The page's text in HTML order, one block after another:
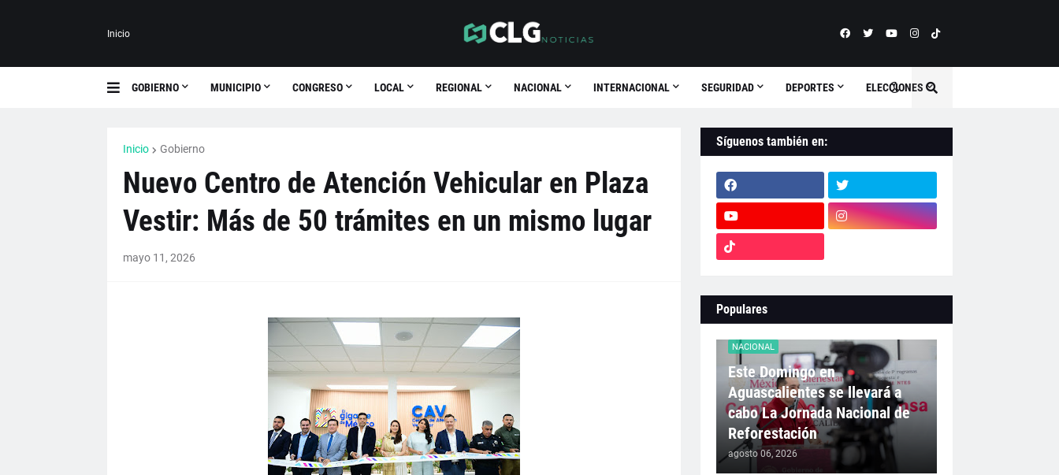
Inicio
GOBIERNO MUNICIPIO CONGRESO LOCAL REGIONAL NACIONAL INTERNACIONAL SEGURIDAD DEPORTES ELECCIONES
Inicio Gobierno
Nuevo Centro de Atención Vehicular en Plaza
Vestir: Más de 50 trámites en un mismo lugar
mayo 11, 2026
Síguenos también en:
Populares
NACIONAL
Este Domingo en
Aguascalientes se llevará a
cabo La Jornada Nacional de
Reforestación
agosto 06, 2026